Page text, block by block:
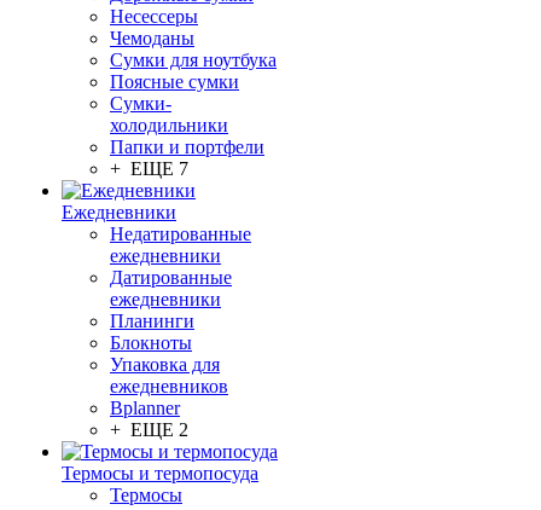
Несессеры
Чемоданы
Сумки для ноутбука
Поясные сумки
Сумки-
холодильники
Папки и портфели
+ ЕЩЕ 7
Ежедневники
Недатированные
ежедневники
Датированные
ежедневники
Планинги
Блокноты
Упаковка для
ежедневников
Bplanner
+ ЕЩЕ 2
Термосы и термопосуда
Термосы